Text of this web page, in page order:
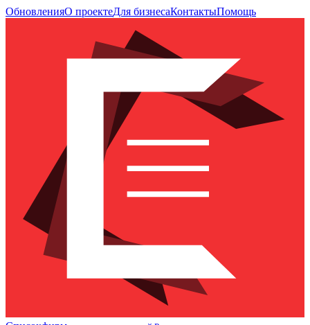
ОбновленияО проектеДля бизнесаКонтактыПомощь